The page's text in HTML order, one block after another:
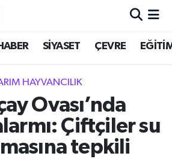
SİYASET ÇEVRE
HAYVANCILIK
Ovası’nda
Çiftçiler su
tepkili
Haritası